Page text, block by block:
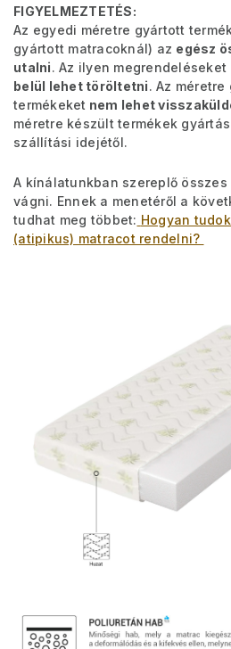
FIGYELMEZTETÉS:
Az egyedi méretre gyártott
gyártott matracoknál) az egész
utalni. Az ilyen megrendeléseket
belül lehet töröltetni. Az
termékeket nem lehet
méretre készült termékek
szállítási idejétől.
A kínálatunkban szereplő
vágni. Ennek a menetéről a
tudhat meg többet: Hogyan
(atipikus) matracot rendelni?